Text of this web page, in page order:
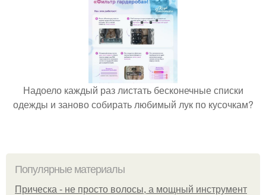
Надоело каждый раз листать бесконечные списки
одежды и заново собирать любимый лук по кусочкам?
Популярные материалы
Прическа - не просто волосы, а мощный инструмент